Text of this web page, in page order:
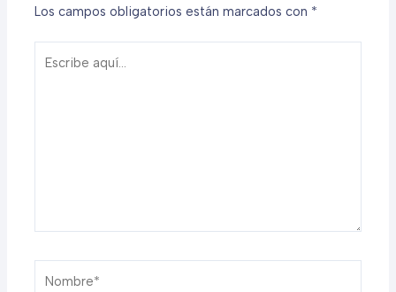
Los campos obligatorios están marcados con *
aquí...